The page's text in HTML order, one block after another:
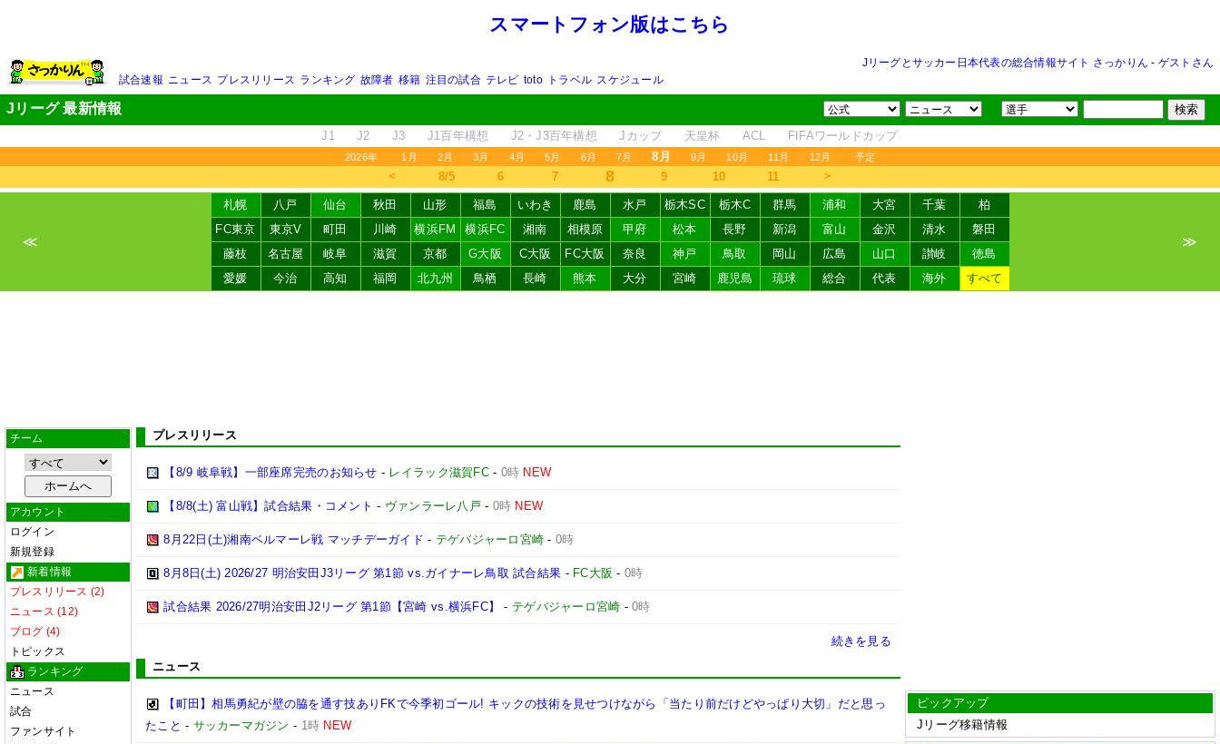
スマートフォン版はこちら
Jリーグとサッカー日本代表の総合情報サイト さっかりん - ゲストさん
試合速報 ニュース プレスリリース ランキング 故障者 移籍 注目の試合 テレビ toto トラベル スケジュール
Jリーグ 最新情報
J1 J2 J3 J1百年構想 J2・J3百年構想 Jカップ 天皇杯 ACL FIFAワールドカップ
2026年 1月 2月 3月 4月 5月 6月 7月 8月 9月 10月 11月 12月 予定
＜ 8/5 6 7 8 9 10 11 ＞
≪
札幌 八戸 仙台 秋田 山形 福島 いわき 鹿島 水戸 栃木SC 栃木C 群馬 浦和 大宮 千葉
柏
FC東京
東京V 町田 川崎 横浜FM 横浜FC 湘南 相模原 甲府 松本 長野 新潟 富山 金沢 清水
磐田
藤枝
名古屋 岐阜 滋賀 京都 G大阪 C大阪 FC大阪 奈良 神戸 鳥取 岡山 広島 山口 讃岐
徳島
愛媛
今治 高知 福岡 北九州 鳥栖 長崎 熊本 大分 宮崎 鹿児島 琉球 総合 代表 海外 すべて
≫
チーム
アカウント
ログイン
新規登録
新着情報
プレスリリース (2)
ニュース (12)
ブログ (4)
トピックス
ランキング
ニュース
試合
ファンサイト
プレスリリース
【8/9 岐阜戦】一部座席完売のお知らせ - レイラック滋賀FC- 0時 NEW
【8/8(土) 富山戦】試合結果・コメント - ヴァンラーレ八戸 - 0時 NEW
8月22日(土)湘南ベルマーレ戦 マッチデーガイド - テゲバジャーロ宮崎 - 0時
8月8日(土) 2026/27 明治安田J3リーグ 第1節 vs.ガイナーレ鳥取 試合結果 - FC大阪 - 0時
試合結果 2026/27明治安田J2リーグ 第1節【宮崎 vs.横浜FC】 - テゲバジャーロ宮崎 -0時
続きを見る
ニュース
【町田】相馬勇紀が壁の脇を通す技ありFKで今季初ゴール! キックの技術を見せつけながら「当たり前だけどやっぱり大切」だと思っ
たこと - サッカーマガジン - 1時 NEW
ピックアップ
Jリーグ移籍情報